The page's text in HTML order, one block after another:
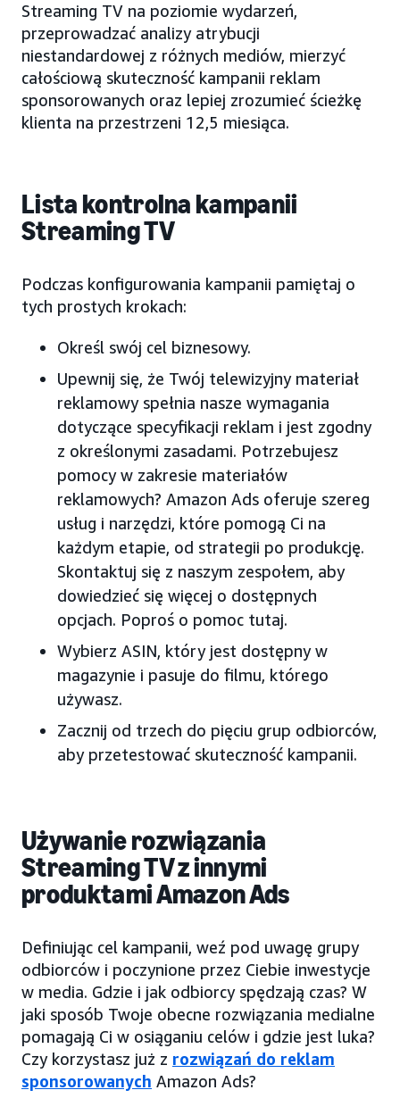
Streaming TV na poziomie wydarzeń,
przeprowadzać analizy atrybucji
niestandardowej z różnych mediów, mierzyć
całościową skuteczność kampanii reklam
sponsorowanych oraz lepiej zrozumieć ścieżkę
klienta na przestrzeni 12,5 miesiąca.
Lista kontrolna kampanii
Streaming TV
Podczas konfigurowania kampanii pamiętaj o
tych prostych krokach:
Określ swój cel biznesowy.
Upewnij się, że Twój telewizyjny materiał
reklamowy spełnia nasze wymagania
dotyczące specyfikacji reklam i jest zgodny
z określonymi zasadami. Potrzebujesz
pomocy w zakresie materiałów
reklamowych? Amazon Ads oferuje szereg
usług i narzędzi, które pomogą Ci na
każdym etapie, od strategii po produkcję.
Skontaktuj się z naszym zespołem, aby
dowiedzieć się więcej o dostępnych
opcjach. Poproś o pomoc tutaj.
Wybierz ASIN, który jest dostępny w
magazynie i pasuje do filmu, którego
używasz.
Zacznij od trzech do pięciu grup odbiorców,
aby przetestować skuteczność kampanii.
Używanie rozwiązania
Streaming TV z innymi
produktami Amazon Ads
Definiując cel kampanii, weź pod uwagę grupy
odbiorców i poczynione przez Ciebie inwestycje
w media. Gdzie i jak odbiorcy spędzają czas? W
jaki sposób Twoje obecne rozwiązania medialne
pomagają Ci w osiąganiu celów i gdzie jest luka?
Czy korzystasz już z rozwiązań do reklam
sponsorowanych Amazon Ads?